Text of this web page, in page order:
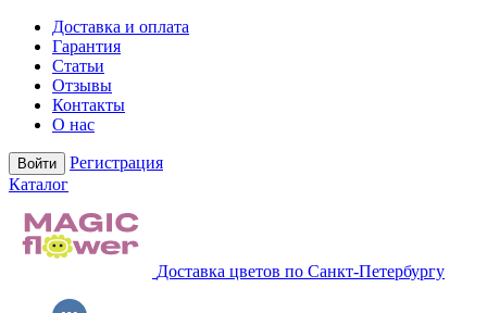
Доставка и оплата
Гарантия
Статьи
Отзывы
Контакты
О нас
Войти
Регистрация
Каталог
Доставка цветов по Санкт-Петербургу